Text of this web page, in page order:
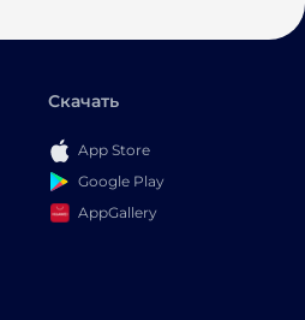
Скачать
App Store
Google Play
AppGallery